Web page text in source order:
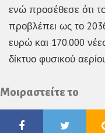
ενώ προσέθεσε ότι
προβλέπει ως το
ευρώ και 170.000
δίκτυο φυσικού
Μοιραστείτε το
FacebookTwitter